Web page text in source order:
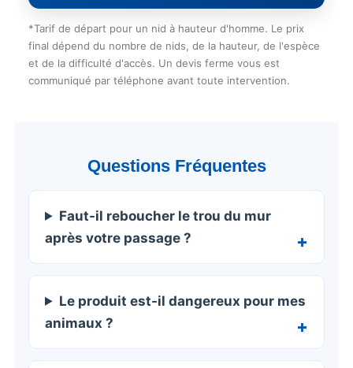
*Tarif de départ pour un nid à hauteur d'homme. Le prix
final dépend du nombre de nids, de la hauteur, de l'espèce
et de la difficulté d'accès. Un devis ferme vous est
communiqué par téléphone avant toute intervention.
Questions Fréquentes
Faut-il reboucher le trou du mur
après votre passage ?
Le produit est-il dangereux pour mes
animaux ?